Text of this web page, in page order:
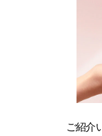
ご紹介